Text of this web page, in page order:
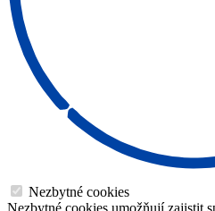
Nezbytné cookies
Nezbytné cookies umožňují zajistit